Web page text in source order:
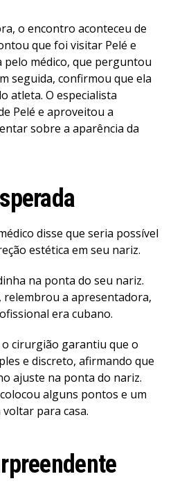
o encontro aconteceu de
que foi visitar Pelé e
pelo médico, que perguntou
seguida, confirmou que ela
atleta. O especialista
Pelé e aproveitou a
sobre a aparência da
disse que seria possível
estética em seu nariz.
na ponta do seu nariz.
relembrou a apresentadora,
era cubano.
cirurgião garantiu que o
e discreto, afirmando que
ajuste na ponta do nariz.
alguns pontos e um
para casa.